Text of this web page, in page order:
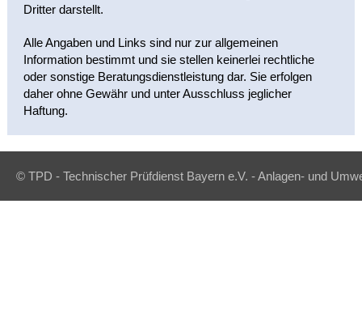
Dritter darstellt.
Alle Angaben und Links sind nur zur allgemeinen
Information bestimmt und sie stellen keinerlei rechtliche
oder sonstige Beratungsdienstleistung dar. Sie erfolgen
daher ohne Gewähr und unter Ausschluss jeglicher
Haftung.
© TPD - Technischer Prüfdienst Bayern e.V. - Anlagen- und